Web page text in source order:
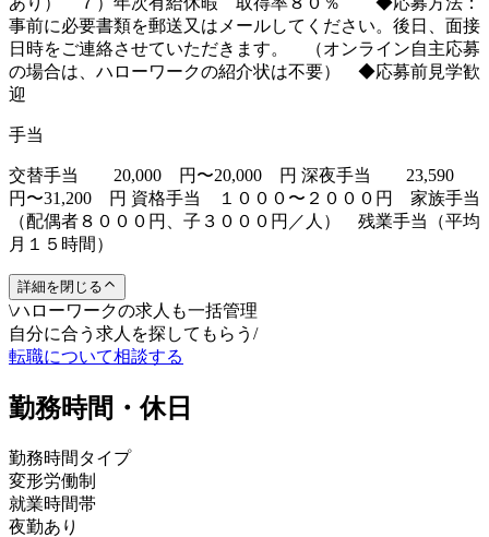
事前に必要書類を郵送又はメールしてください。後日、面接
日時をご連絡させていただきます。 （オンライン自主応募
の場合は、ハローワークの紹介状は不要） ◆応募前見学歓
迎
手当
交替手当 20,000 円〜20,000 円 深夜手当 23,590
円〜31,200 円 資格手当 １０００〜２０００円 家族手当
（配偶者８０００円、子３０００円／人） 残業手当（平均
月１５時間）
詳細を閉じる
\ハローワークの求人も一括管理
自分に合う求人を探してもらう /
転職について相談する
勤務時間・休日
勤務時間タイプ
変形労働制
就業時間帯
夜勤あり